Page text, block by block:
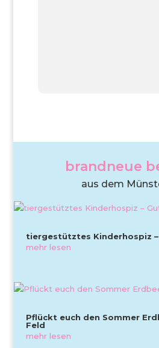
brandneue
aus dem
tiergestütztes Kinderhospiz –
mehr lesen
Pflückt euch den Sommer
Feld
mehr lesen